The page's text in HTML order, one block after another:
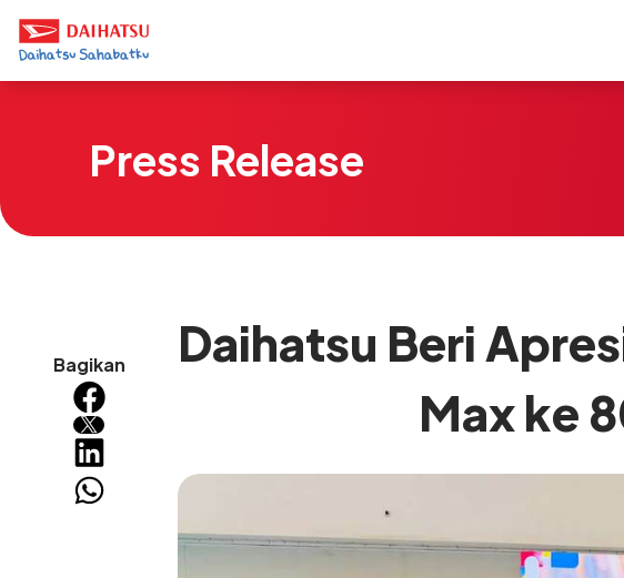
Press Release
Bagikan
Daihatsu Beri
Max ke